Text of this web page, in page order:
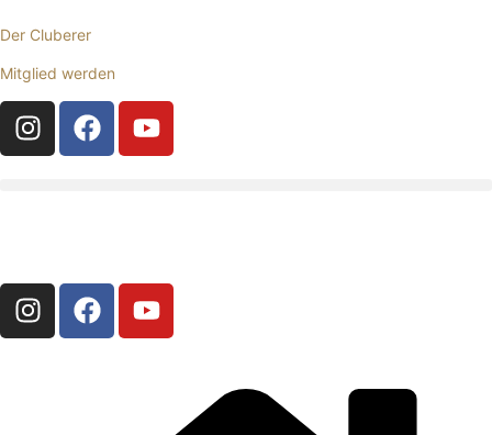
Der Cluberer
Mitglied werden